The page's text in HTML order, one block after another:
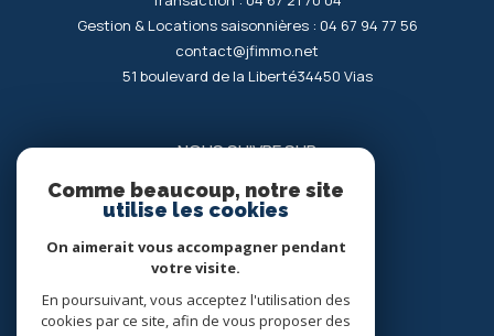
Gestion & Locations saisonnières : 04 67 94 77 56
contact@jfimmo.net
51 boulevard de la Liberté34450 vias
NOUS SUIVRE SUR
ADHÉRENTS
Comme beaucoup, notre site
utilise les cookies
On aimerait vous accompagner pendant
votre visite.
En poursuivant, vous acceptez l'utilisation des
cookies par ce site, afin de vous proposer des